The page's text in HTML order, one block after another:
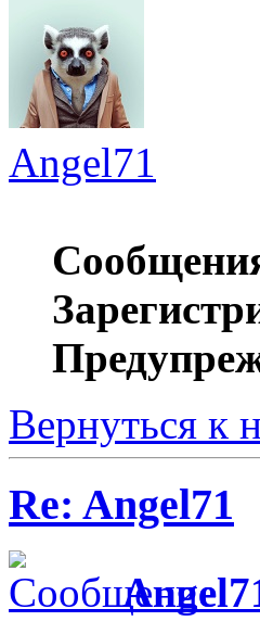
Angel71
Вернуться к
Re: Angel71